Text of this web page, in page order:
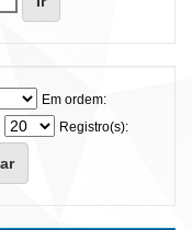
Em ordem:
Registro(s):